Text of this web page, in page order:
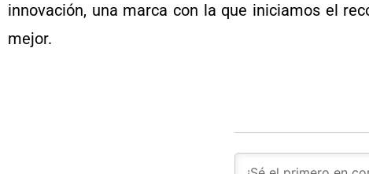
innovación, una marca con la que iniciamos el
mejor.